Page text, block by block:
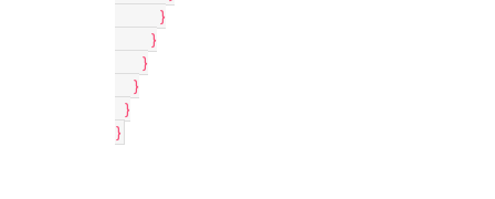
          }
        }
      }
    }
  }
}